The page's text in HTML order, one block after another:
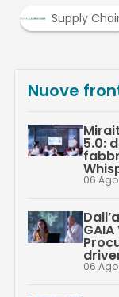
Supply
Nuove
5.0:
06
06